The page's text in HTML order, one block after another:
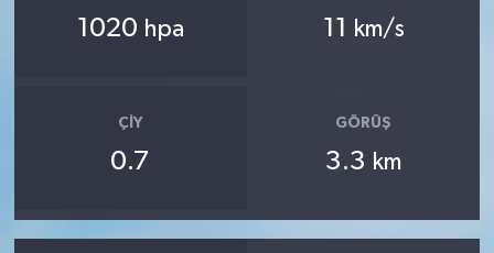
1020 hpa 11 km/s
ÇIY
0.7
GÖRÜŞ
3.3 km